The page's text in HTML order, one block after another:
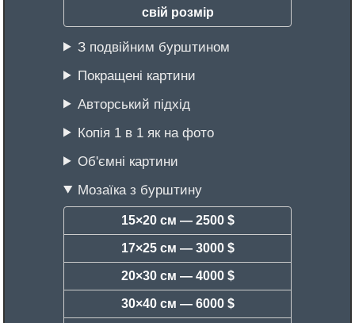
свій розмір
З подвійним бурштином
Покращені картини
Авторський підхід
Копія 1 в 1 як на фото
Об'ємні картини
Мозаїка з бурштину
15×20 см — 2500 $
17×25 см — 3000 $
20×30 см — 4000 $
30×40 см — 6000 $